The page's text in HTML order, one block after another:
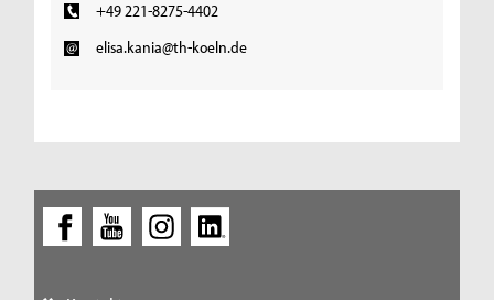
+49 221-8275-4402
elisa.kania@th-koeln.de